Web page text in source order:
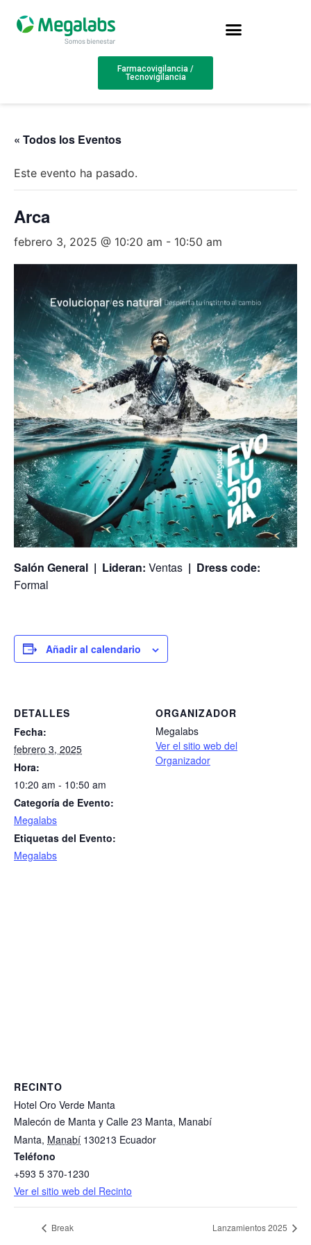
Farmacovigilancia /
Tecnovigilancia
« Todos los Eventos
Este evento ha pasado.
Arca
febrero 3, 2025 @ 10:20 am - 10:50 am
Salón General | Lideran: Ventas | Dress code:
Formal
Añadir al calendario
DETALLES
Fecha:
febrero 3, 2025
Hora:
10:20 am - 10:50 am
Categoría de Evento:
Megalabs
Etiquetas del Evento:
Megalabs
ORGANIZADOR
Megalabs
Ver el sitio web del
Organizador
RECINTO
Hotel Oro Verde Manta
Malecón de Manta y Calle 23 Manta, Manabí
Manta, Manabí 130213 Ecuador
Teléfono
+593 5 370-1230
Ver el sitio web del Recinto
Break Lanzamientos 2025